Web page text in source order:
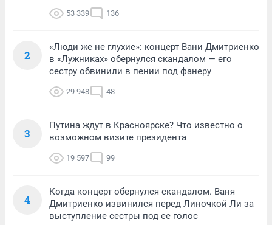
53 339 136
2
«Люди же не глухие»: концерт Вани Дмитриенко
в «Лужниках» обернулся скандалом — его
сестру обвинили в пении под фанеру
29 948 48
3
Путина ждут в Красноярске? Что известно о
возможном визите президента
19 597 99
4
Когда концерт обернулся скандалом. Ваня
Дмитриенко извинился перед Линочкой Ли за
выступление сестры под ее голос